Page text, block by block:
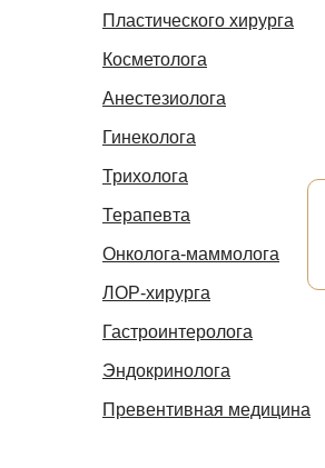
Пластического хирурга
Косметолога
Анестезиолога
Гинеколога
Трихолога
Терапевта
Онколога-маммолога
ЛОР-хирурга
Гастроинтеролога
Эндокринолога
Превентивная медицина